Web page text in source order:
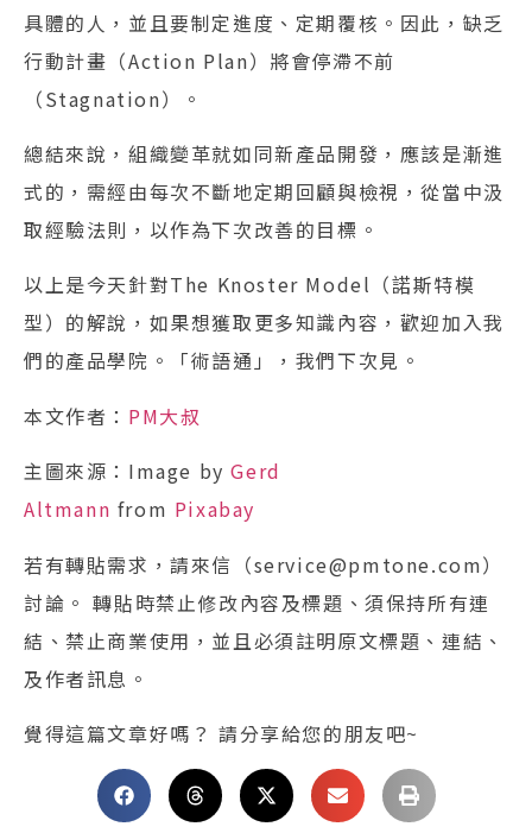
具體的人，並且要制定進度、定期覆核。因此，缺乏
行動計畫（Action Plan）將會停滯不前
（Stagnation）。
總結來說，組織變革就如同新產品開發，應該是漸進
式的，需經由每次不斷地定期回顧與檢視，從當中汲
取經驗法則，以作為下次改善的目標。
以上是今天針對The Knoster Model（諾斯特模
型）的解說，如果想獲取更多知識內容，歡迎加入我
們的產品學院。「術語通」，我們下次見。
本文作者： PM大叔
主圖來源：Image byGerd
Altmann from Pixabay
若有轉貼需求，請來信（service@pmtone.com）
討論。 轉貼時禁止修改內容及標題、須保持所有連
結、禁止商業使用，並且必須註明原文標題、連結、
及作者訊息。
覺得這篇文章好嗎？ 請分享給您的朋友吧~